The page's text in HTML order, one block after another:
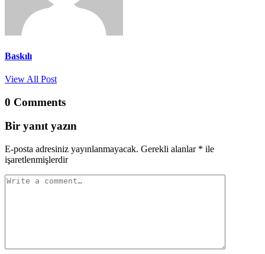
Baskılı
View All Post
0 Comments
Bir yanıt yazın
E-posta adresiniz yayınlanmayacak. Gerekli alanlar * ile
işaretlenmişlerdir